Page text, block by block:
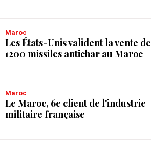
Maroc
Les États-Unis valident la vente de
1200 missiles antichar au Maroc
Maroc
Le Maroc, 6e client de l'industrie
militaire française